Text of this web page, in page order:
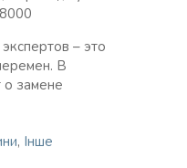
– это
В
о замене
, Інше